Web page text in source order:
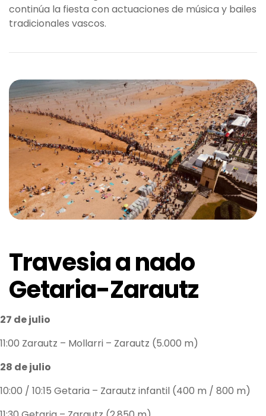
continúa la fiesta con actuaciones de música y bailes
tradicionales vascos.
Travesia a nado
Getaria-Zarautz
27 de julio
11:00 Zarautz – Mollarri – Zarautz (5.000 m)
28 de julio
10:00 / 10:15 Getaria – Zarautz infantil (400 m / 800 m)